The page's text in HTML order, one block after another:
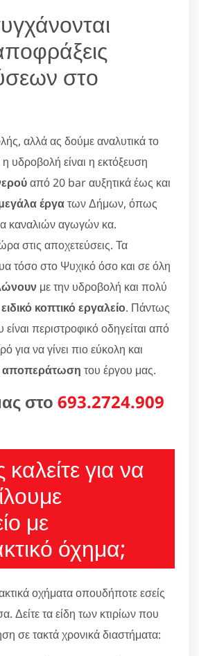
στο
αλλά ας δούμε αναλυτικά το
υδροβολή είναι η εκτόξευση
από 20 bar αυξητικά έως και
έργατων Δήμων, όπως
καναλιών αγωγών κα.
στις αποχετεύσεις. Τα
τόσο στο Ψυχικό όσο και σε όλη
με την υδροβολή και πολύ
ειδικό κοπτικό εργαλείο. Πάντως
είναι περιστροφικό οδηγείται από
για να γίνει πιο εύκολη και
αποπεράτωση του έργου μας.
στο 693.2724.909
για να
με
όχημα;
οχήματα οπουδήποτε εσείς
Δείτε τα είδη των κτιρίων που
σε τακτά χρονικά διαστήματα: